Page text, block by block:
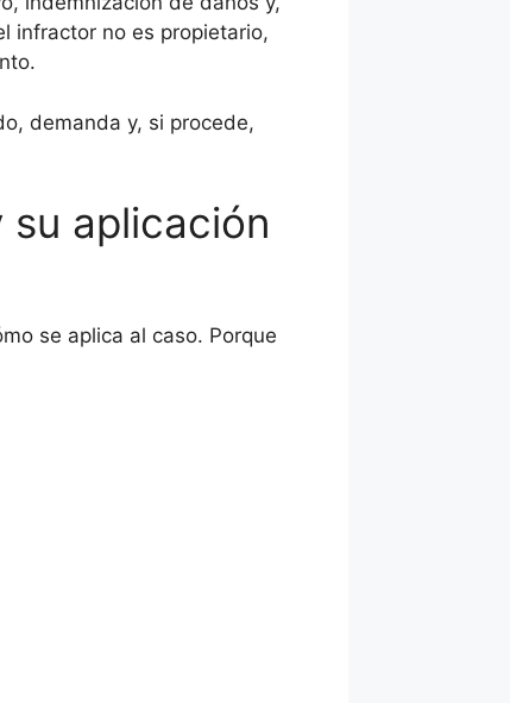
infractor no es propietario,
demanda y, si procede,
su aplicación
se aplica al caso. Porque